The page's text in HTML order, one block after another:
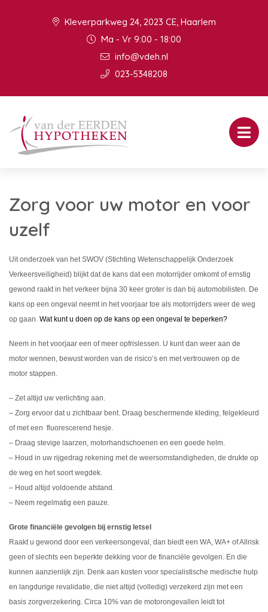
Kleverparkweg 24, 2023 CE, Haarlem
Ma - Vr 9:00 - 18:00
info@vdeh.nl
023-5348208
Zorg voor uw motor en voor
uzelf
Uit onderzoek van het SWOV (Stichting Wetenschappelijk Onderzoek
Verkeersveiligheid) blijkt dat de kans dat een motorrijder omkomt of ernstig
gewond raakt in het verkeer bijna 30 keer groter is dan bij automobilisten. De
kans op een ongeval neemt in het voorjaar toe als motorrijders weer de weg
op gaan. Wat kunt u doen op de kans op een ongeval te beperken?
Neem in het voorjaar een of meer opfrislessen. U kunt dan weer aan de
motor wennen, bewust worden van de risico’s en met vertrouwen op de
motor stappen.
– Zet altijd uw verlichting aan.
– Zorg ervoor dat u zichtbaar bent. Draag beschermende kleding, felgekleurd
of met een fluorescerend hesje.
– Draag stevige laarzen, motorhandschoenen en een goede helm.
– Houd in uw rijgedrag rekening met de weersomstandigheden, de drukte op
de weg en het soort wegdek.
– Houd altijd voldoende afstand.
– Neem regelmatig een pauze.
Grote financiële gevolgen bij ernstig letsel
Raakt u gewond door een verkeersongeval, dan biedt een WA, WA+ of Allrisk
geen of slechts een beperkte dekking voor de financiële gevolgen. En die
kunnen aanzienlijk zijn. Denk aan kosten voor specialistische medische hulp
en langdurige revalidatie, die niet altijd (volledig) verzekerd zijn met een
basis zorgverzekering. Circa 10% van de motorongevallen leidt tot